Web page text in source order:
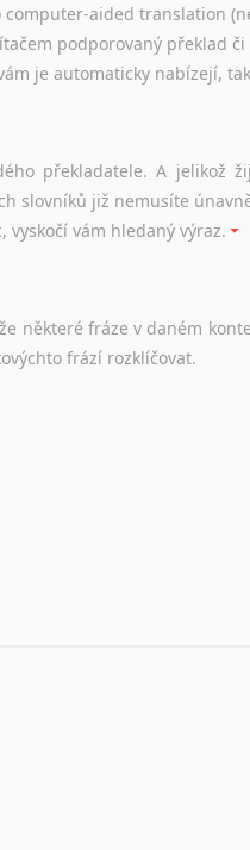
kteří uvažují o studiu v
a samozřejmě i osobní
nekomerčního
osobní zkušenosti
pro český životopis. Tak dost
computer-aided translation
podporovaný překlad
je automaticky nabízejí,
překladatele. A jelikož
slovníků již nemusíte
vyskočí vám hledaný výraz.
že některé fráze v daném
frází rozklíčovat.